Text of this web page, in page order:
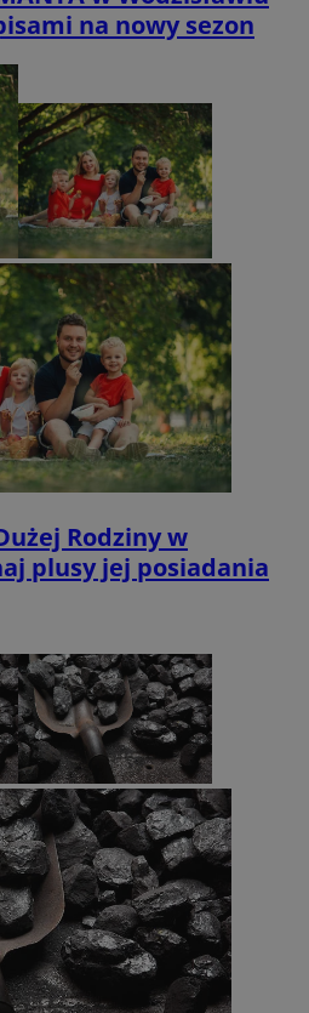
na nowy sezon
Rodziny w
plusy jej posiadania